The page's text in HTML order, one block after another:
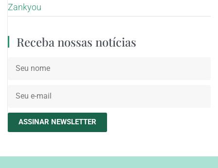
Zankyou
Receba nossas notícias
ASSINAR NEWSLETTER